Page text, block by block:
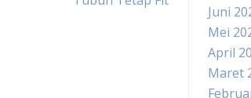
Juni
Mei
April
Maret